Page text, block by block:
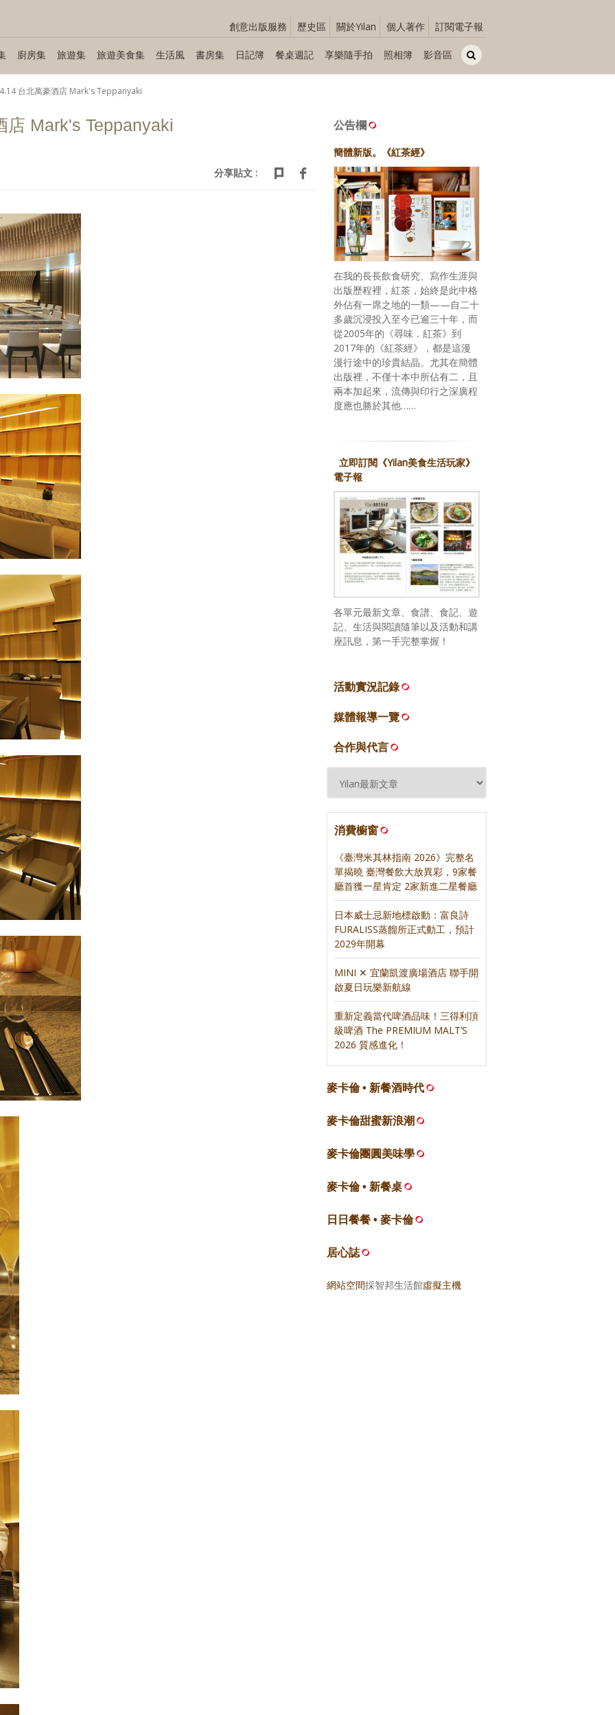
創意出版服務 歷史區 關於Yilan 個人著作 訂閱電子報
廚房集 旅遊集 旅遊美食集 生活風 書房集 日記簿 餐桌週記 享樂隨手拍 照相簿 影音區
台北萬豪酒店 Mark's Teppanyaki
Mark's Teppanyaki
分享貼文 :
公告欄
簡體新版。《紅茶經》
在我的長長飲食研究、寫作生涯與
出版歷程裡，紅茶，始終是此中格
外佔有一席之地的一類——自二十
多歲沉浸投入至今已逾三十年，而
從2005年的《尋味．紅茶》到
2017年的《紅茶經》，都是這漫
漫行途中的珍貴結晶。尤其在簡體
出版裡，不僅十本中所佔有二，且
兩本加起來，流傳與印行之深廣程
度應也勝於其他……
立即訂閱《Yilan美食生活玩家》
電子報
各單元最新文章、食譜、食記、遊
記、生活與閱讀隨筆以及活動和講
座訊息，第一手完整掌握！
活動實況記錄
媒體報導一覽
合作與代言
消費櫥窗
《臺灣米其林指南 2026》完整名
單揭曉 臺灣餐飲大放異彩，9家餐
廳首獲一星肯定 2家新進二星餐廳
日本威士忌新地標啟動：富良詩
FURALISS蒸餾所正式動工，預計
2029年開幕
MINI ✕ 宜蘭凱渡廣場酒店 聯手開
啟夏日玩樂新航線
重新定義當代啤酒品味！三得利頂
級啤酒 The PREMIUM MALT’S
2026 質感進化！
麥卡倫 • 新餐酒時代
麥卡倫甜蜜新浪潮
麥卡倫團圓美味學
麥卡倫 • 新餐桌
日日餐餐 • 麥卡倫
居心誌
網站空間採智邦生活館虛擬主機